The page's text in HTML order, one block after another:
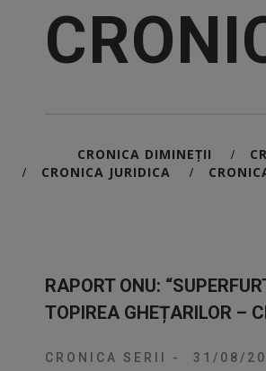
CRONICA DIMINEȚII /
/ CRONICA JURIDICA /
RAPORT ONU:
TOPIREA GHEȚARILOR –
CRONICA SERII - 31/08/